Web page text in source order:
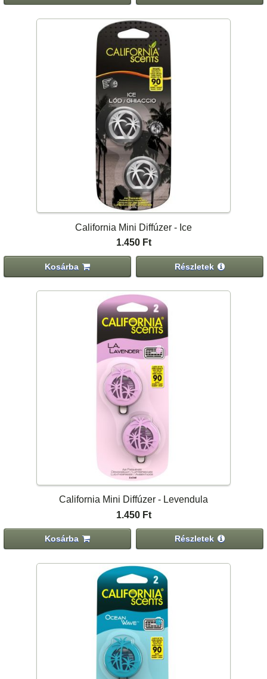
California Mini Diffúzer - Ice
1.450 Ft
Kosárba Részletek
California Mini Diffúzer - Levendula
1.450 Ft
Kosárba Részletek